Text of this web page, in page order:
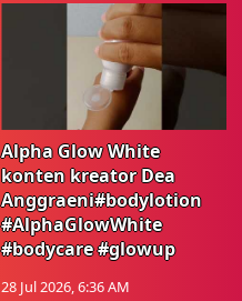
Alpha Glow White
konten kreator Dea
Anggraeni#bodylotion
#AlphaGlowWhite
#bodycare #glowup
28 Jul 2026, 6:36 AM